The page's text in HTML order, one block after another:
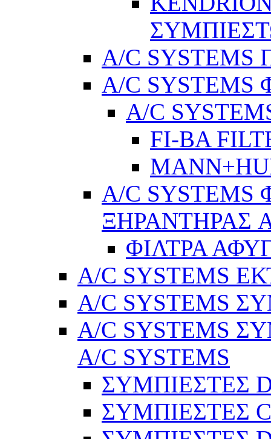
A/C SYSTEMS
A/C
A/C
FI-BA
A/C
ΞΗΡΑΝΤΗΡΑΣ
ΦΙΛΤΡΑ
A/C SYSTEMS
A/C SYSTEMS
A/C SYSTEMS
A/C SYSTEMS
ΣΥΜΠΙΕΣΤΕΣ
ΣΥΜΠΙΕΣΤΕΣ